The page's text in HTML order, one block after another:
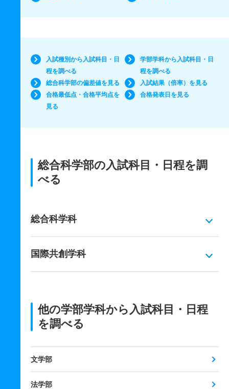
入試種別から入試科目・日
程を調べる
学部学科から入試科目・日
程を調べる
総合科学部の偏差値を見る
入試結果（倍率）を見る
合格最低点・合格平均点を
見る
合格発表日を見る
総合科学部の入試科目・日程を調
べる
総合科学科
国際共創学科
他の学部学科から入試科目・日程
を調べる
文学部
法学部